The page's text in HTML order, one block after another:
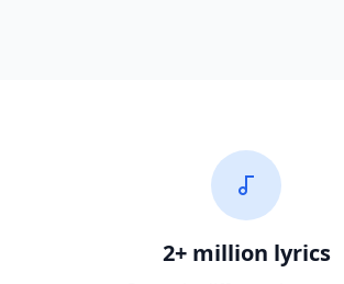
2+ million lyrics